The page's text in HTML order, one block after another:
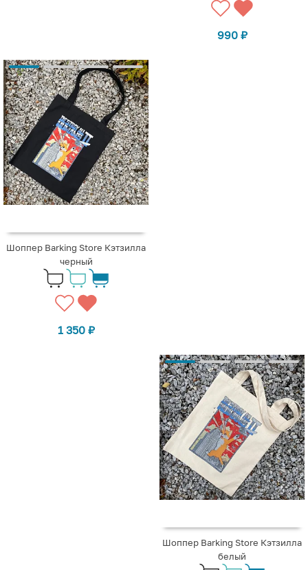
990 ₽
Шоппер Barking Store Кэтзилла
черный
1 350 ₽
Шоппер Barking Store Кэтзилла
белый